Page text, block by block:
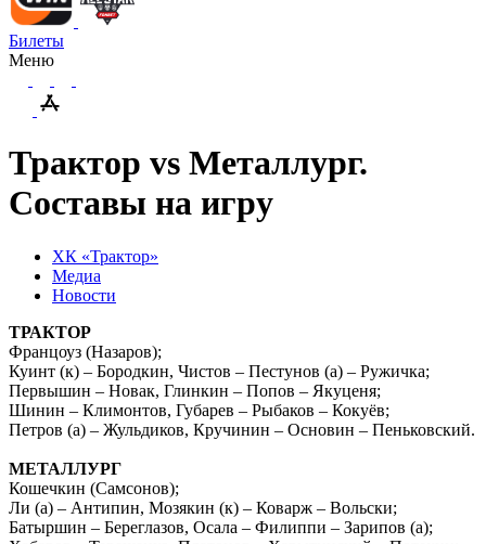
Билеты
Меню
Трактор vs Металлург.
Составы на игру
ХК «Трактор»
Медиа
Новости
ТРАКТОР
Францоуз (Назаров);
Куинт (к) – Бородкин, Чистов – Пестунов (а) – Ружичка;
Первышин – Новак, Глинкин – Попов – Якуценя;
Шинин – Климонтов, Губарев – Рыбаков – Кокуёв;
Петров (а) – Жульдиков, Кручинин – Основин – Пеньковский.
МЕТАЛЛУРГ
Кошечкин (Самсонов);
Ли (а) – Антипин, Мозякин (к) – Коварж – Вольски;
Батыршин – Береглазов, Осала – Филиппи – Зарипов (а);